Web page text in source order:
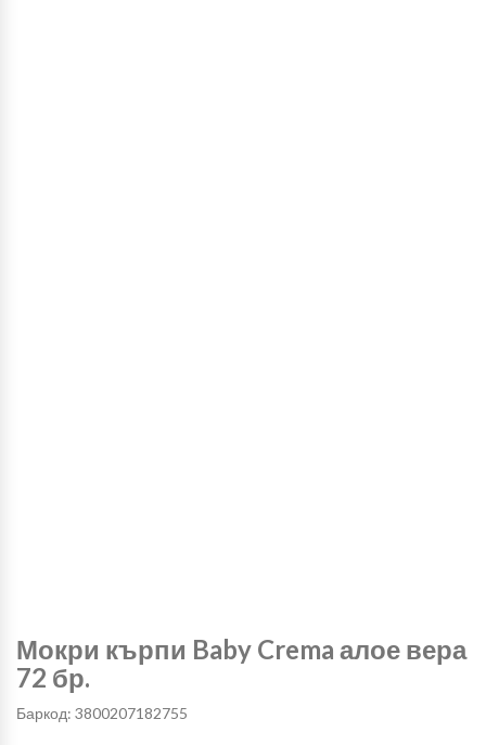
Мокри кърпи Baby Crema алое вера
72 бр.
Баркод: 3800207182755